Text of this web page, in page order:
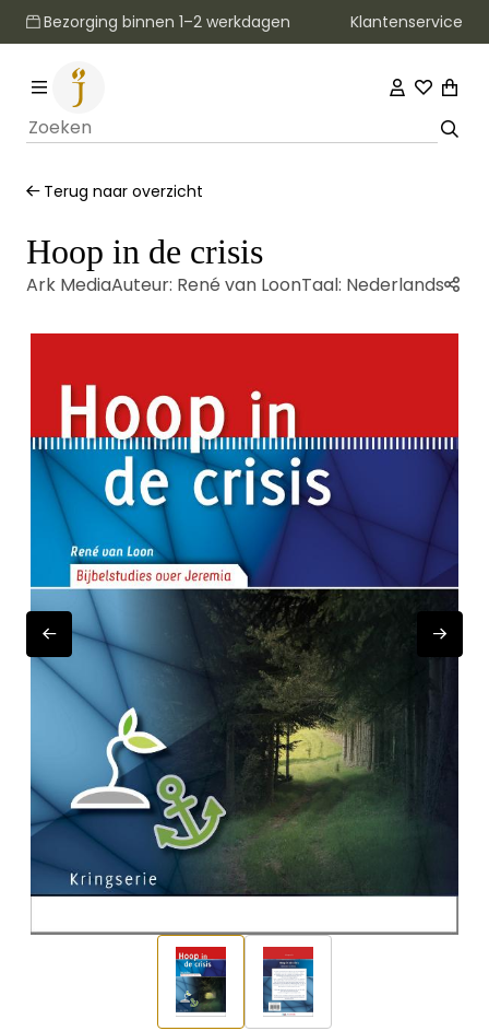
Bezorging binnen 1–2 werkdagen Klantenservice
Terug naar overzicht
Hoop in de crisis
Ark MediaAuteur: René van LoonTaal: Nederlands